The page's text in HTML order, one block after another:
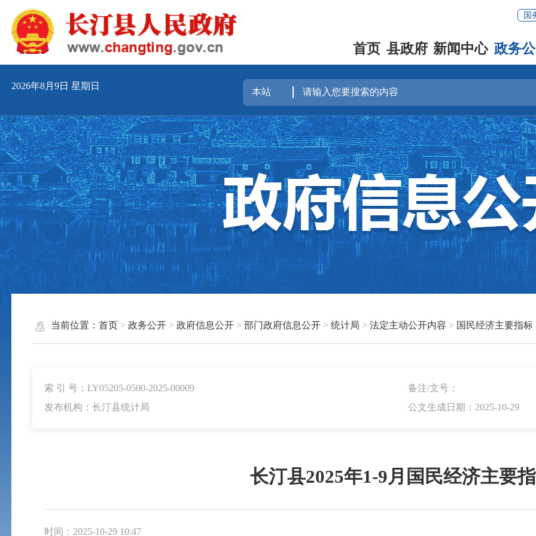
国
首页 县政府 新闻中心 政务
2026年8月9日 星期日
<
当前位置： 首页> 政务公开> 政府信息公开> 部门政府信息公开> 统计局 > 法定主动公开内容 > 国民经济主要指标
索 引 号：LY05205-0500-2025-00009
备注/文号：
发布机构：长汀县统计局
公文生成日期：2025-10-29
长汀县2025年1-9月国民经济主要
时间：2025-10-29 10:47